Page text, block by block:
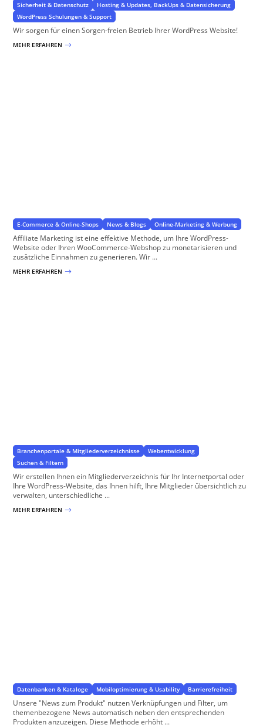
Sicherheit & Datenschutz
Hosting & Updates, BackUps & Datensicherung
WordPress Schulungen & Support
Wir sorgen für einen Sorgen-freien Betrieb Ihrer WordPress Website!
MEHR ERFAHREN $
E-Commerce & Online-Shops News & Blogs Online-Marketing & Werbung
Affiliate Marketing ist eine effektive Methode, um Ihre WordPress-
Website oder Ihren WooCommerce-Webshop zu monetarisieren und
zusätzliche Einnahmen zu generieren. Wir ...
MEHR ERFAHREN $
Branchenportale & Mitgliederverzeichnisse
Webentwicklung
Suchen & Filtern
Wir erstellen Ihnen ein Mitgliederverzeichnis für Ihr Internetportal oder
Ihre WordPress-Website, das Ihnen hilft, Ihre Mitglieder übersichtlich zu
verwalten, unterschiedliche ...
MEHR ERFAHREN $
Datenbanken & Kataloge Mobiloptimierung & Usability Barrierefreiheit
Unsere "News zum Produkt" nutzen Verknüpfungen und Filter, um
themenbezogene News automatisch neben den entsprechenden
Produkten anzuzeigen. Diese Methode erhöht ...